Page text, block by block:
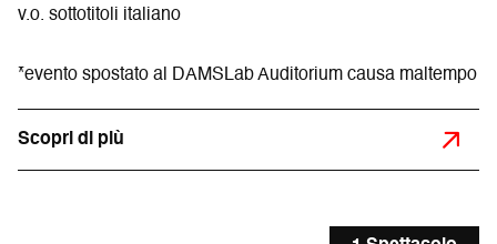
v.o. sottotitoli italiano
*evento spostato al DAMSLab Auditorium causa maltempo
Scopri di più